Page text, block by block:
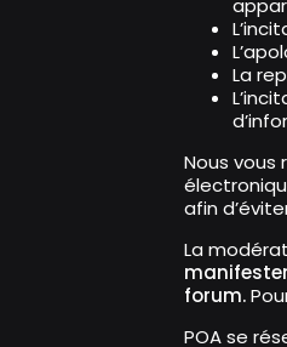
La
Nous
afin
La
forum.
POA se